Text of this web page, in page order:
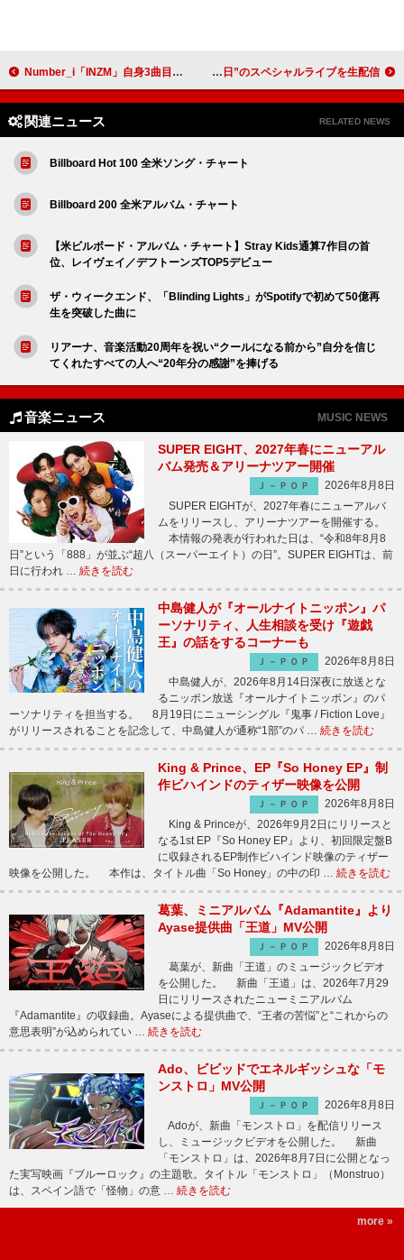
Number_i「INZM」自身3曲目のストリーミング累計1億回再生突破 KREVA、“クレバの日”のスペシャルライブを生配信
関連ニュース RELATED NEWS
Billboard Hot 100 全米ソング・チャート
Billboard 200 全米アルバム・チャート
【米ビルボード・アルバム・チャート】Stray Kids通算7作目の首
位、レイヴェイ／デフトーンズTOP5デビュー
ザ・ウィークエンド、「Blinding Lights」がSpotifyで初めて50億再
生を突破した曲に
リアーナ、音楽活動20周年を祝い“クールになる前から”自分を信じ
てくれたすべての人へ“20年分の感謝”を捧げる
音楽ニュース MUSIC NEWS
SUPER EIGHT、2027年春にニューアル
バム発売＆アリーナツアー開催
Ｊ－ＰＯＰ
2026年8月8日
SUPER EIGHTが、2027年春にニューアルバ
ムをリリースし、アリーナツアーを開催する。
本情報の発表が行われた日は、“令和8年8月8
日”という「888」が並ぶ“超八（スーパーエイト）の日”。SUPER EIGHTは、前
日に行われ … 続きを読む
中島健人が『オールナイトニッポン』パ
ーソナリティ、人生相談を受け『遊戯
王』の話をするコーナーも
Ｊ－ＰＯＰ
2026年8月8日
中島健人が、2026年8月14日深夜に放送とな
るニッポン放送『オールナイトニッポン』のパ
ーソナリティを担当する。 8月19日にニューシングル『鬼事 / Fiction Love』
がリリースされることを記念して、中島健人が通称“1部”のパ … 続きを読む
King & Prince、EP『So Honey EP』制
作ビハインドのティザー映像を公開
Ｊ－ＰＯＰ
2026年8月8日
King & Princeが、2026年9月2日にリリースと
なる1st EP『So Honey EP』より、初回限定盤B
に収録されるEP制作ビハインド映像のティザー
映像を公開した。 本作は、タイトル曲「So Honey」の中の印 … 続きを読む
葛葉、ミニアルバム『Adamantite』より
Ayase提供曲「王道」MV公開
Ｊ－ＰＯＰ
2026年8月8日
葛葉が、新曲「王道」のミュージックビデオ
を公開した。 新曲「王道」は、2026年7月29
日にリリースされたニューミニアルバム
『Adamantite』の収録曲。Ayaseによる提供曲で、“王者の苦悩”と“これからの
意思表明”が込められてい … 続きを読む
Ado、ビビッドでエネルギッシュな「モ
ンストロ」MV公開
Ｊ－ＰＯＰ
2026年8月8日
Adoが、新曲「モンストロ」を配信リリース
し、ミュージックビデオを公開した。 新曲
「モンストロ」は、2026年8月7日に公開となっ
た実写映画『ブルーロック』の主題歌。タイトル「モンストロ」（Monstruo）
は、スペイン語で「怪物」の意 … 続きを読む
more »